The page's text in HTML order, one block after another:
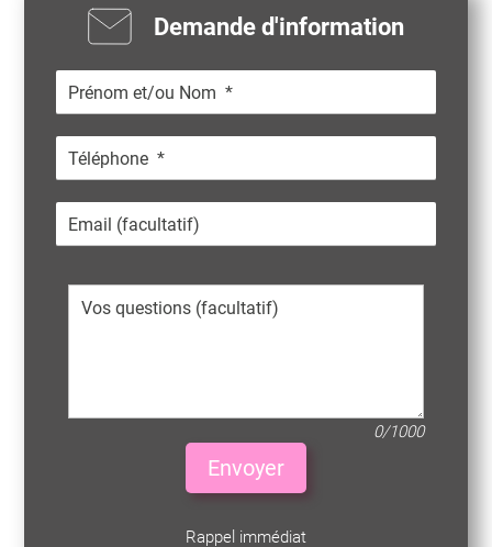
Demande d'information
0/1000
Envoyer
Rappel immédiat